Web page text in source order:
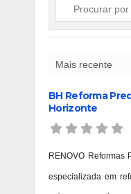
Mais recente
BH Reforma
Horizonte
RENOVO Reformas
especializada em